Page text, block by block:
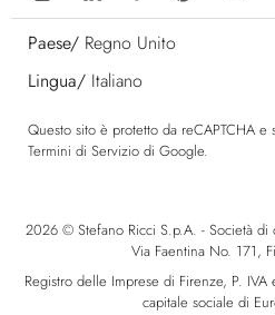
Paese/ Regno Unito
Lingua/ Italiano
Questo sito è protetto da reCAPTCHA e
Termini di Servizio di Google.
2026 © Stefano Ricci S.p.A. - Società
Via Faentina No. 171,
Registro delle Imprese di Firenze, P.
capitale sociale di